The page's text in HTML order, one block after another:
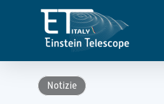
content
Notizie